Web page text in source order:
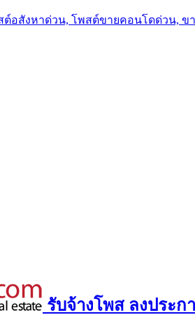
อสังหาด่วน, โพสต์ขายคอนโดด่วน, ข
รับจ้างโพส ลงประ